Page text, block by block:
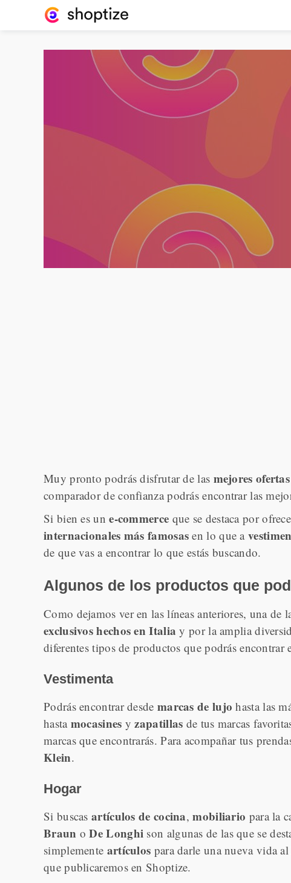
Muy pronto podrás disfrutar de las mejores ofertas
comparador de confianza podrás encontrar las
Si bien es un e-commerce que se destaca por
internacionales más famosas en lo que a
de que vas a encontrar lo que estás buscando.
Algunos de los productos que
Como dejamos ver en las líneas anteriores, una de
exclusivos hechos en Italia y por la amplia
diferentes tipos de productos que podrás encontrar
Vestimenta
Podrás encontrar desde marcas de lujo hasta las
hasta mocasines yzapatillas de tus marcas
marcas que encontrarás. Para acompañar tus
Klein.
Hogar
Si buscas artículos de cocina,mobiliario para la
Braun oDe Longhi son algunas de las que se
simplemente artículos para darle una nueva vida
que publicaremos en Shoptize.